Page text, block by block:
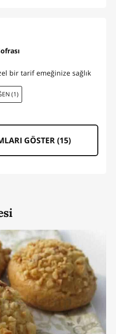
bir tarif emeğinize sağlık
(1)
GÖSTER (15)